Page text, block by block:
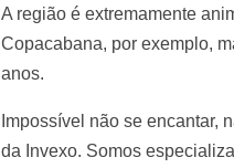
A região é extremamente
Copacabana, por exemplo,
anos.
Impossível não se encantar,
da Invexo. Somos